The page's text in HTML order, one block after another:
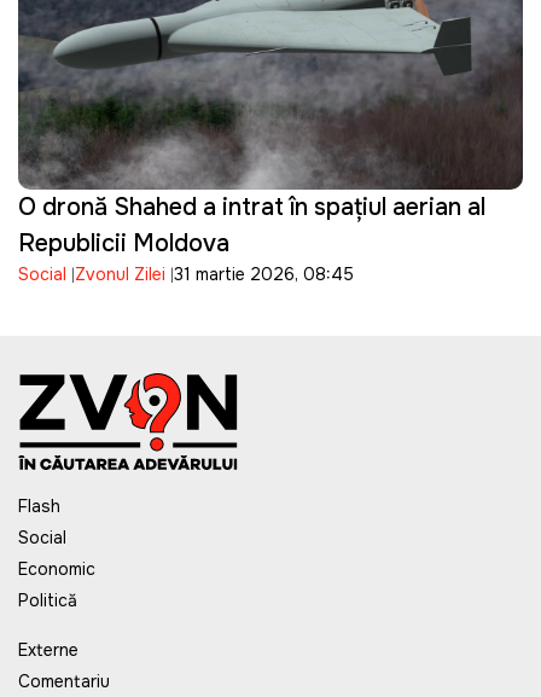
O dronă Shahed a intrat în spațiul aerian al
Republicii Moldova
Social Zvonul Zilei 31 martie 2026, 08:45
Flash
Social
Economic
Politică
Externe
Comentariu